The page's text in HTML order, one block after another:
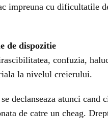
impreuna cu dificultatile
de dispozitie
confuzia,
la nivelul creierului.
declanseaza atunci
de catre un cheag.